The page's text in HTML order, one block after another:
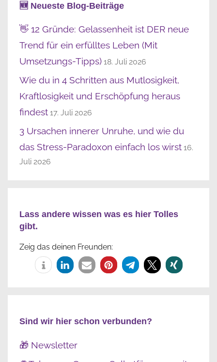
🆕 Neueste Blog-Beiträge
👋 12 Gründe: Gelassenheit ist DER neue
Trend für ein erfülltes Leben (Mit
Umsetzungs-Tipps) 18. Juli 2026
Wie du in 4 Schritten aus Mutlosigkeit,
Kraftlosigkeit und Erschöpfung heraus
findest 17. Juli 2026
3 Ursachen innerer Unruhe, und wie du
das Stress-Paradoxon einfach los wirst 16.
Juli 2026
Lass andere wissen was es hier Tolles
gibt.
Zeig das deinen Freunden:
Sind wir hier schon verbunden?
🎁 Newsletter